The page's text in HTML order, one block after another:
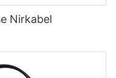
Nirkabel